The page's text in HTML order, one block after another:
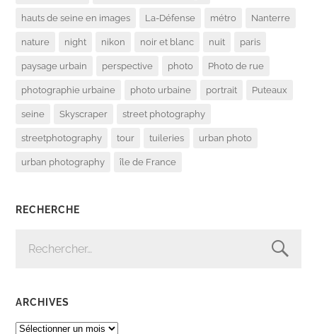
hauts de seine en images La-Défense métro Nanterre
nature night nikon noir et blanc nuit paris
paysage urbain perspective photo Photo de rue
photographie urbaine photo urbaine portrait Puteaux
seine Skyscraper street photography
streetphotography tour tuileries urban photo
urban photography île de France
RECHERCHE
ARCHIVES
ARCHIVES